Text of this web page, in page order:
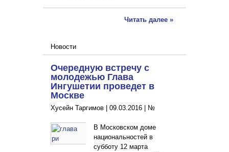
Читать далее »
Новости
Очередную встречу с
молодежью Глава
Ингушетии проведет в
Москве
Хусейн Таргимов | 09.03.2016 №
В Московском доме
национальностей в
субботу 12 марта